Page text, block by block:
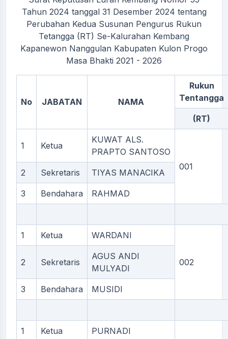
Tahun 2024 tanggal 31 Desember 2024 tentang
Perubahan Kedua Susunan Pengurus Rukun
Tetangga (RT) Se-Kalurahan Kembang
Kapanewon Nanggulan Kabupaten Kulon Progo
Masa Bhakti 2021 - 2026
No JABATAN NAMA
Rukun
Tentangga
(RT)
1 Ketua
KUWAT ALS.
PRAPTO SANTOSO
001
2 Sekretaris TIYAS MANACIKA
3 Bendahara RAHMAD
1 Ketua WARDANI
002
2 Sekretaris
AGUS ANDI
MULYADI
3 Bendahara MUSIDI
1 Ketua PURNADI